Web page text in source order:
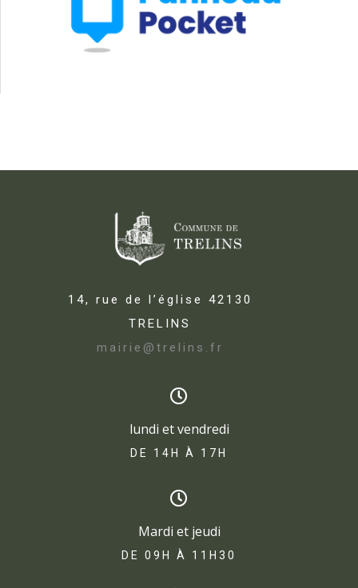
14, rue de l’église 42130
TRELINS
mairie@trelins.fr
lundi et vendredi
DE 14H À 17H​
Mardi et jeudi
DE 09H À 11H30